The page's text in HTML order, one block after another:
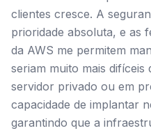
clientes cresce. A
prioridade absoluta, e as
da AWS me permitem
seriam muito mais difíceis
servidor privado ou em
capacidade de implantar
garantindo que a